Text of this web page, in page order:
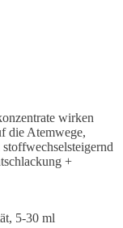
wirken
die Atemwege,
+
5-30 ml